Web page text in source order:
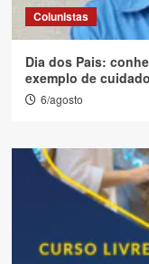
Colunistas
Dia dos Pais:
exemplo de
6/agosto